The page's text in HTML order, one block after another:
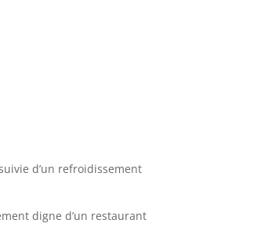
d’un refroidissement
digne d’un restaurant